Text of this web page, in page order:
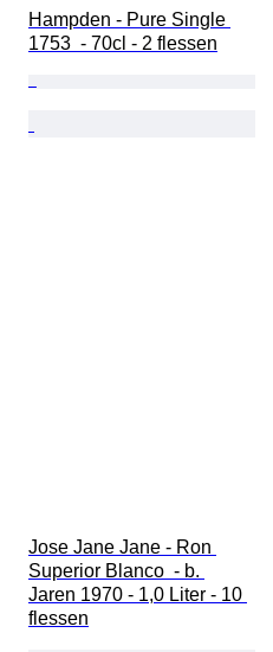
Hampden - Pure Single
1753  - 70cl - 2 flessen
Jose Jane Jane - Ron
Superior Blanco  - b.
Jaren 1970 - 1,0 Liter - 10
flessen